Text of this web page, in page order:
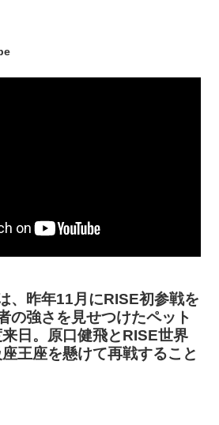
、昨年11月にRISE初参戦を
の強さを見せつけたペット
日。原口健飛とRISE世界
王座を懸けて再戦すること